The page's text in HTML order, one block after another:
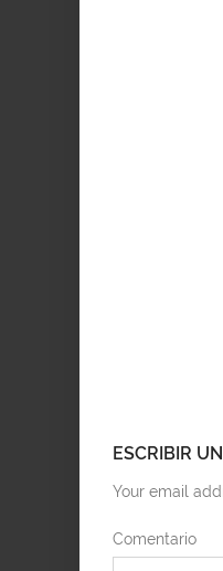
ESCRIBIR
Your email
Comentario